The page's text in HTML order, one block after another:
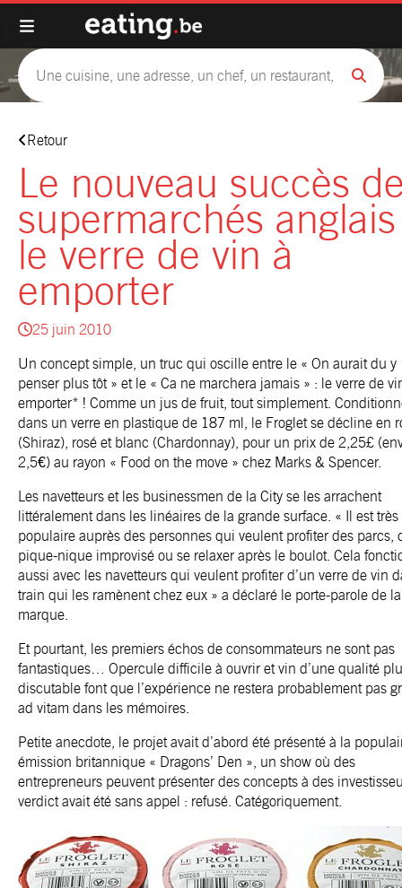
Retour
Le nouveau succès
supermarchés
le verre de vin à
emporter
25 juin 2010
Un concept simple, un truc qui oscille entre le « On aurait du y
penser plus tôt » et le « Ca ne marchera jamais » : le verre de
emporter* ! Comme un jus de fruit, tout simplement.
dans un verre en plastique de 187 ml, le Froglet se décline en
(Shiraz), rosé et blanc (Chardonnay), pour un prix de 2,25£
2,5€) au rayon « Food on the move » chez Marks & Spencer.
Les navetteurs et les businessmen de la City se les arrachent
littéralement dans les linéaires de la grande surface. « Il est très
populaire auprès des personnes qui veulent profiter des parcs,
pique-nique improvisé ou se relaxer après le boulot. Cela
aussi avec les navetteurs qui veulent profiter d’un verre de vin
train qui les ramènent chez eux » a déclaré le porte-parole de la
marque.
Et pourtant, les premiers échos de consommateurs ne sont pas
fantastiques… Opercule difficile à ouvrir et vin d’une qualité
discutable font que l’expérience ne restera probablement pas
ad vitam dans les mémoires.
Petite anecdote, le projet avait d’abord été présenté à la
émission britannique « Dragons’ Den », un show où des
entrepreneurs peuvent présenter des concepts à des
verdict avait été sans appel : refusé. Catégoriquement.